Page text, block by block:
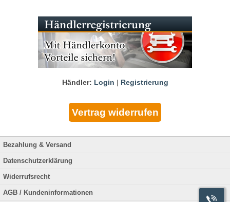
Händler: Login | Registrierung
Bezahlung & Versand
Datenschutzerklärung
Widerrufsrecht
AGB / Kundeninformationen